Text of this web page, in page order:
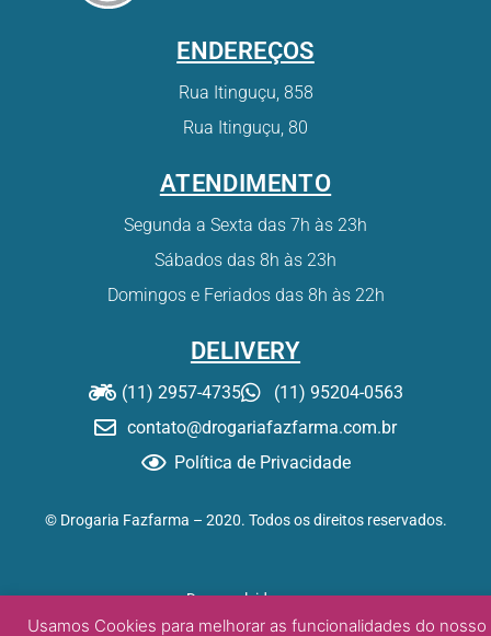
Usamos Cookies para melhorar as funcionalidades do nosso
ENDEREÇOS
Rua Itinguçu, 858
Rua Itinguçu, 80
ATENDIMENTO
Segunda a Sexta das 7h às 23h
Sábados das 8h às 23h
Domingos e Feriados das 8h às 22h
DELIVERY
(11) 2957-4735
(11) 95204-0563
contato@drogariafazfarma.com.br
Política de Privacidade
© Drogaria Fazfarma – 2020. Todos os direitos reservados.
Desenvolvido por:
DW/tz